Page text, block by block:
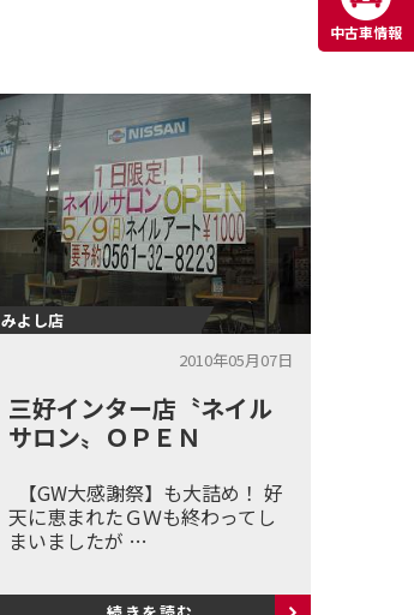
みよし店
2010年05月07日
三好インター店〝ネイル
サロン〟ＯＰＥＮ
【GW大感謝祭】も大詰め！ 好
天に恵まれたＧＷも終わってし
まいましたが …
中古車情報